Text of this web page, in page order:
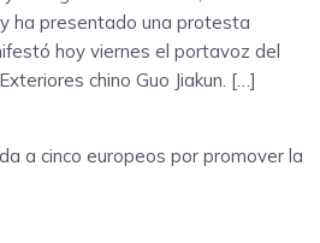
ha presentado una protesta
hoy viernes el portavoz del
chino Guo Jiakun. […]